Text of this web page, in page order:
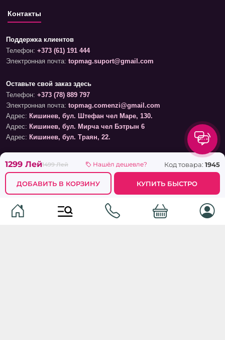
1299 Лей1499 Лей Нашёл дешевле? Код товара: 1945
ДОБАВИТЬ В КОРЗИНУ КУПИТЬ БЫСТРО
Контакты
Поддержка клиентов
Телефон: +373 (61) 191 444
Электронная почта: topmag.suport@gmail.com
Оставьте свой заказ здесь
Телефон: +373 (78) 889 797
Электронная почта: topmag.comenzi@gmail.com
Адрес: Кишинев, бул. Штефан чел Маре, 130.
Адрес: Кишинев, бул. Мирча чел Бэтрын 6
Адрес: Кишинев, бул. Траян, 22.
График работы магазинов
Понедельник – Суббота: 09:00 – 19:00
Воскресенье: 09:00 – 17:00
График обработки онлайн-заказов
Понедельник – Воскресенье: 09:00 – 21:00